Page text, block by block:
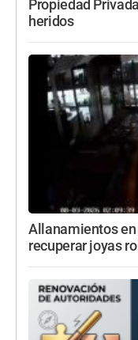
Propiedad
heridos
Allanamientos
recuperar joyas